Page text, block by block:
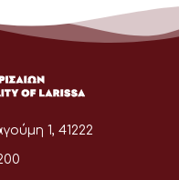
1, 41222